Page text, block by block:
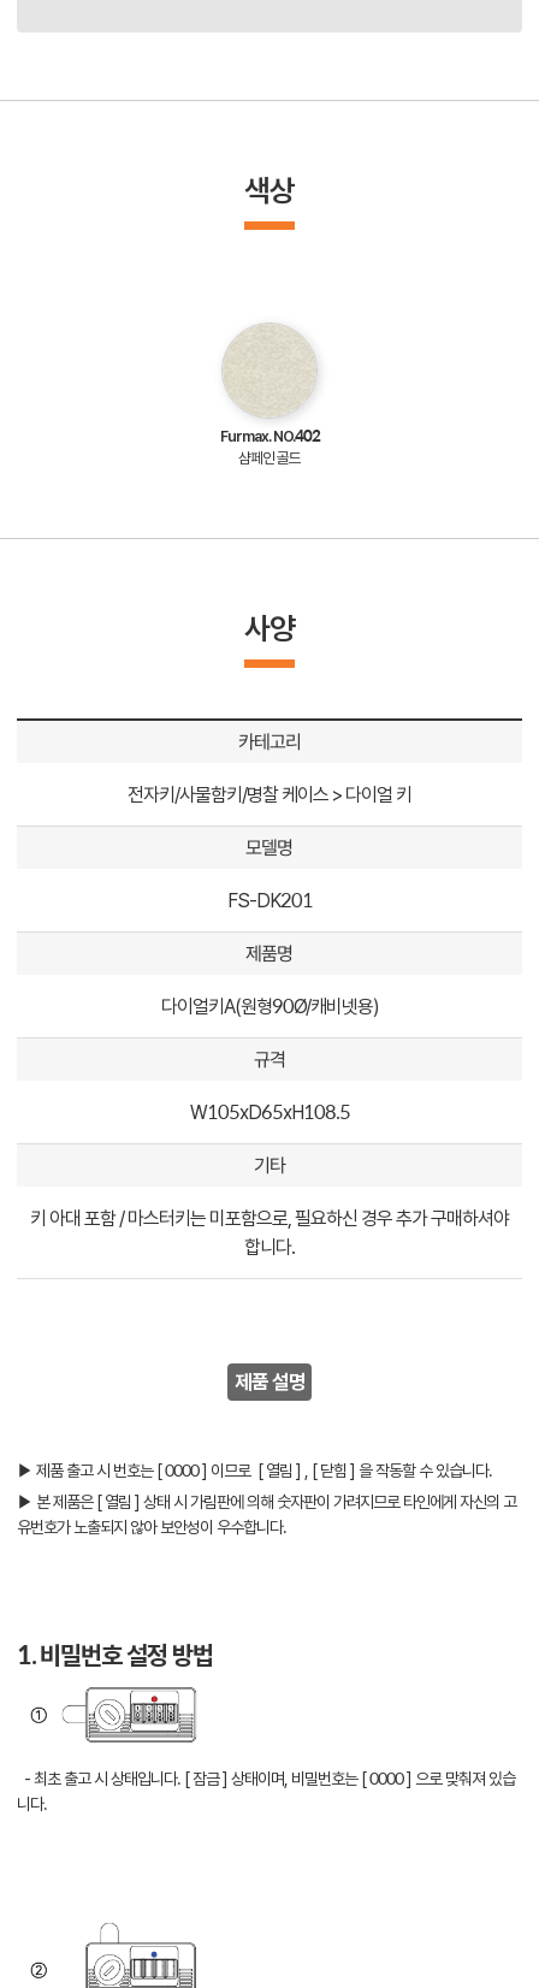
색상
Furmax. NO.402
샴페인 골드
사양
카테고리
전자키/사물함키/명찰 케이스 > 다이얼 키
모델명
FS-DK201
제품명
다이얼키A(원형90Ø/캐비넷용)
규격
W105xD65xH108.5
기타
키 아대 포함 / 마스터키는 미포함으로, 필요하신 경우 추가 구매하셔야
합니다.
제품 설명
▶ 제품 출고 시 번호는 [ 0000 ] 이므로 [ 열림 ] , [ 닫힘 ] 을 작동할 수 있습니다.
▶ 본 제품은 [ 열림 ] 상태 시 가림판에 의해 숫자판이 가려지므로 타인에게 자신의 고
유번호가 노출되지 않아 보안성이 우수합니다.
1. 비밀번호 설정 방법
- 최초 출고 시 상태입니다. [ 잠금 ] 상태이며, 비밀번호는 [ 0000 ] 으로 맞춰져 있습
니다.